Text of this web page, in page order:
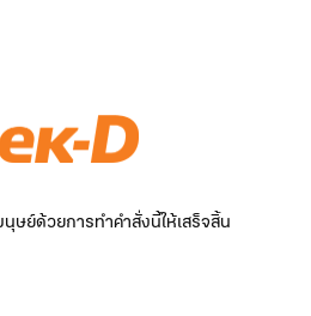
ษย์ด้วยการทำคำสั่งนี้ให้เสร็จสิ้น